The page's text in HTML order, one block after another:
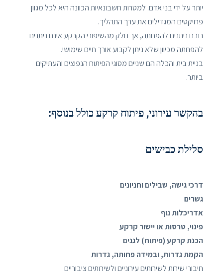
יותר על ידי בני אדם. למטרות חשבונאיות הכוונה היא לכל מגוון
פרויקטים המגדילים את ערך התהליך.
רובם ניתנים להפחתה, אך חלק מהשיפורי הקרקע אינם ניתנים
להפחתה מכיוון שלא ניתן לקבוע אורך חיים שימושי.
בניית בית והכלה הם שניים מסוגי הפיתוח הנפוצים והעתיקים
ביותר.
בהקשר עירוני, פיתוח קרקע כולל בנוסף:
סלילת כבישים
דרכי גישה, שבילים וחניונים
גשרים
אדריכלות נוף
פינוי, טרסות או יישור קרקע
הכנת קרקע (פיתוח) לגנים
הקמת גדרות, ובמידה פחותה, גדרות
חיבורי שירות לשירותים עירוניים ולשירותים ציבוריים